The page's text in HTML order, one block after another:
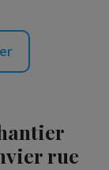
rue